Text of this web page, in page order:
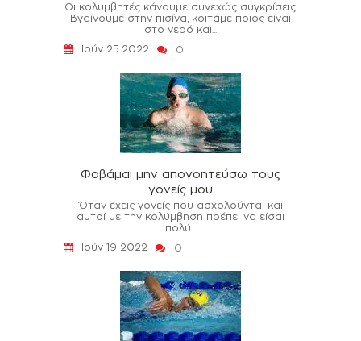
Οι κολυμβητές κάνουμε συνεχώς συγκρίσεις.
Βγαίνουμε στην πισίνα, κοιτάμε ποιος είναι
στο νερό και...
Ιούν 25 2022
0
Φοβάμαι μην απογοητεύσω τους
γονείς μου
Όταν έχεις γονείς που ασχολούνται και
αυτοί με την κολύμβηση πρέπει να είσαι
πολύ...
Ιούν 19 2022
0